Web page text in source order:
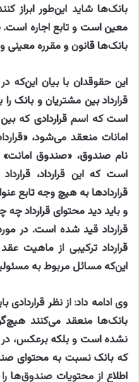
بانک‌ها شاید این‌طور ابراز
معین است و تابع اجاره
بانک‌ها قانون و مقرره معینی
این حقوقدان با بیان این‌که
قرارداد بین مشتریان و
است که اسم قراردادی که
امانات منعقد می‌شود،
نام صندوق،‌ «صندوق
است که این قرارداد،‌
قراردادها به هیچ وجه تابع
و باید دید محتوای قرارداد
قرارداد قید شده است. در
قرارداد ترکیبی از ماهیت
این‌که مسائل مربوط به
وی ادامه داد: از نظر
بانک‌ها منعقد می‌کنند
نشده است و بلکه برعکس، در
که بانک نسبت به محتوای
اطلاع از محتویات صندوق‌ها